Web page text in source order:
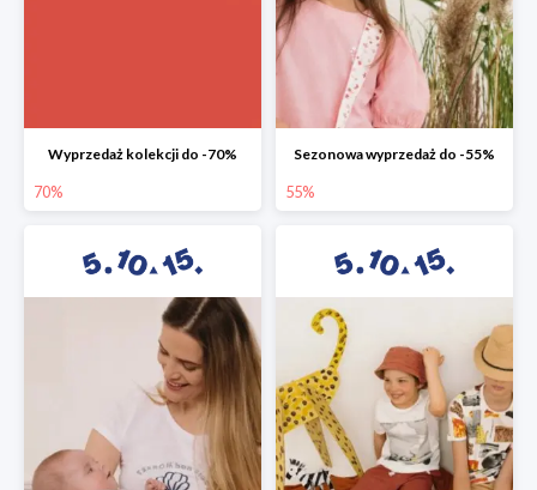
Wyprzedaż kolekcji do -70%
70%
Sezonowa wyprzedaż do -55%
55%